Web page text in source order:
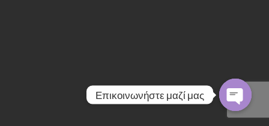
Επικοινωνήστε μαζί μας
OPEN